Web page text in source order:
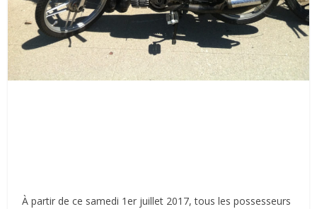
À partir de ce samedi 1er juillet 2017, tous les possesseurs